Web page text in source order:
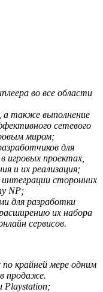
во все области
а также выполнение
сетевого
миром;
для
игровых проектах,
и их реализация;
сторонних
NP;
для разработки
их набора
сервисов.
крайней мере одним
продаже.
Playstation;